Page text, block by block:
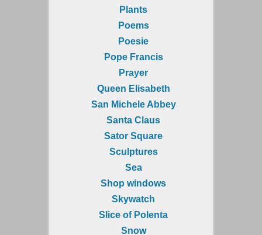
Plants
Poems
Poesie
Pope Francis
Prayer
Queen Elisabeth
San Michele Abbey
Santa Claus
Sator Square
Sculptures
Sea
Shop windows
Skywatch
Slice of Polenta
Snow